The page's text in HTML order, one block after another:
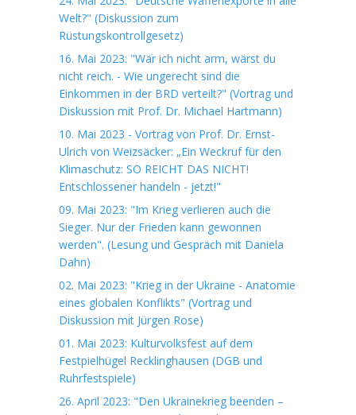
Welt?" (Diskussion zum
Rüstungskontrollgesetz)
16. Mai 2023: "Wär ich nicht arm, wärst du
nicht reich. - Wie ungerecht sind die
Einkommen in der BRD verteilt?" (Vortrag und
Diskussion mit Prof. Dr. Michael Hartmann)
10. Mai 2023 - Vortrag von Prof. Dr. Ernst-
Ulrich von Weizsäcker: „Ein Weckruf für den
Klimaschutz: SO REICHT DAS NICHT!
Entschlossener handeln - jetzt!"
09. Mai 2023: "Im Krieg verlieren auch die
Sieger. Nur der Frieden kann gewonnen
werden". (Lesung und Gespräch mit Daniela
Dahn)
02. Mai 2023: "Krieg in der Ukraine - Anatomie
eines globalen Konflikts" (Vortrag und
Diskussion mit Jürgen Rose)
01. Mai 2023: Kulturvolksfest auf dem
Festpielhügel Recklinghausen (DGB und
Ruhrfestspiele)
26. April 2023: "Den Ukrainekrieg beenden –